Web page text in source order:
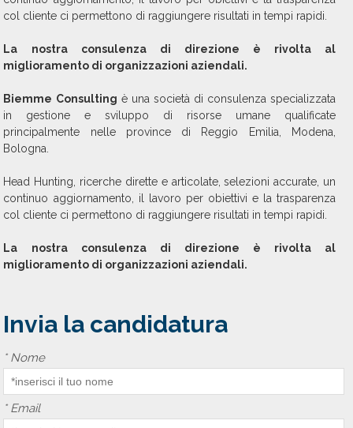
col cliente ci permettono di raggiungere risultati in tempi rapidi.
La nostra consulenza di direzione è rivolta al
miglioramento di organizzazioni aziendali.
Biemme Consulting è una società di consulenza specializzata
in gestione e sviluppo di risorse umane qualificate
principalmente nelle province di Reggio Emilia, Modena,
Bologna.
Head Hunting, ricerche dirette e articolate, selezioni accurate, un
continuo aggiornamento, il lavoro per obiettivi e la trasparenza
col cliente ci permettono di raggiungere risultati in tempi rapidi.
La nostra consulenza di direzione è rivolta al
miglioramento di organizzazioni aziendali.
Invia la candidatura
*Nome
*Email